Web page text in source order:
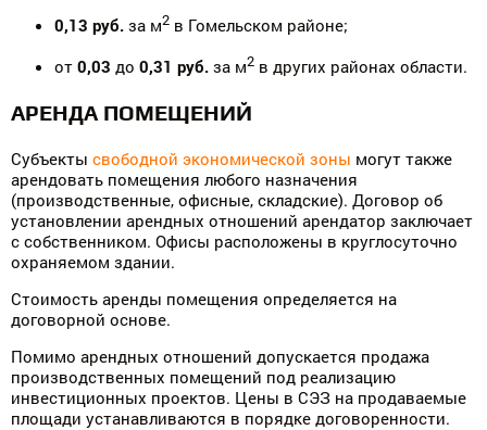
0,13 руб. за м2 в Гомельском районе;
от 0,03 до 0,31 руб. за м2 в других районах области.
АРЕНДА ПОМЕЩЕНИЙ
Субъекты свободной экономической зоны могут также
арендовать помещения любого назначения
(производственные, офисные, складские). Договор об
установлении арендных отношений арендатор заключает
с собственником. Офисы расположены в круглосуточно
охраняемом здании.
Стоимость аренды помещения определяется на
договорной основе.
Помимо арендных отношений допускается продажа
производственных помещений под реализацию
инвестиционных проектов. Цены в СЭЗ на продаваемые
площади устанавливаются в порядке договоренности.